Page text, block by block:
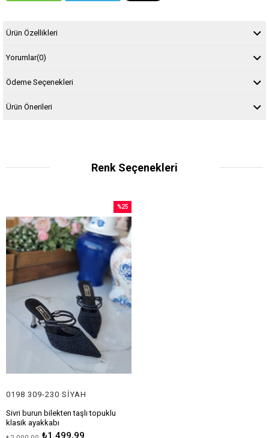
Ürün Özellikleri
Yorumlar(0)
Ödeme Seçenekleri
Ürün Önerileri
Renk Seçenekleri
0198 309-230 SİYAH
Sivri burun bilekten taşlı topuklu
klasik ayakkabı
Topuk boyu 6 cm
₺1.499,99
%25
İndirim
%25İndirim